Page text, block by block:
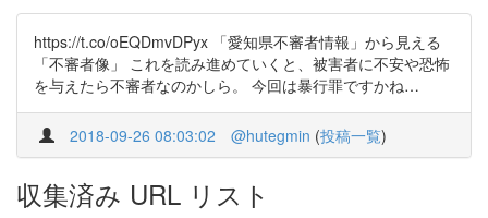
https://t.co/oEQDmvDPyx 「愛知県不審者情報」から見える
「不審者像」 これを読み進めていくと、被害者に不安や恐怖
を与えたら不審者なのかしら。 今回は暴行罪ですかね…
2018-09-26 08:03:02 @hutegmin (投稿一覧)
収集済み URL リスト